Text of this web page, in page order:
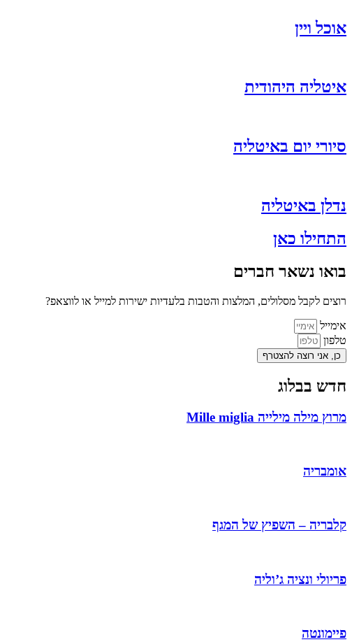
אוכל ויין
איטליה היהודית
סיורי יום באיטליה
נדלן באיטליה
התחילו כאן
בואו נשאר חברים
רוצים לקבל מסלולים, המלצות והטבות בלעדיות ישירות למייל או לווצאפ?
אימייל
טלפון
כן, אני רוצה להצטרף
חדש בבלוג
מרוץ מילה מילייה Mille miglia
אומבריה
קלבריה – השפיץ של המגף
פריולי ונציה ג’וליה
פיימונטה